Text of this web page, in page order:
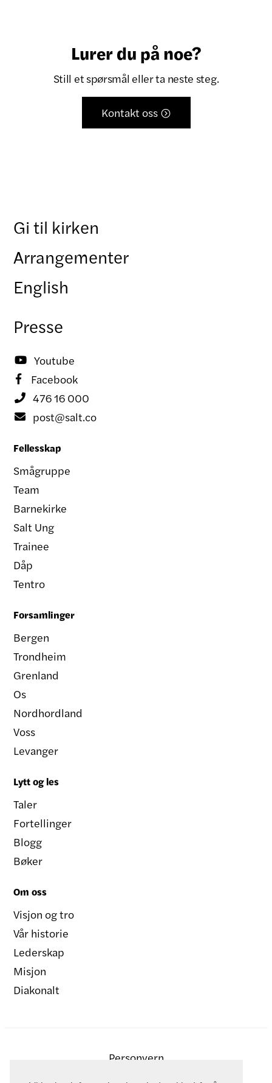
Lurer du på noe?
Still et spørsmål eller ta neste steg.
Kontakt oss 
Gi til kirken
Arrangementer
English
Presse
 Youtube
 Facebook
 476 16 000
 post@salt.co
Fellesskap
Smågruppe
Team
Barnekirke
Salt Ung
Trainee
Dåp
Tentro
Forsamlinger
Bergen
Trondheim
Grenland
Os
Nordhordland
Voss
Levanger
Lytt og les
Taler
Fortellinger
Blogg
Bøker
Om oss
Visjon og tro
Vår historie
Lederskap
Misjon
Diakonalt
Personvern